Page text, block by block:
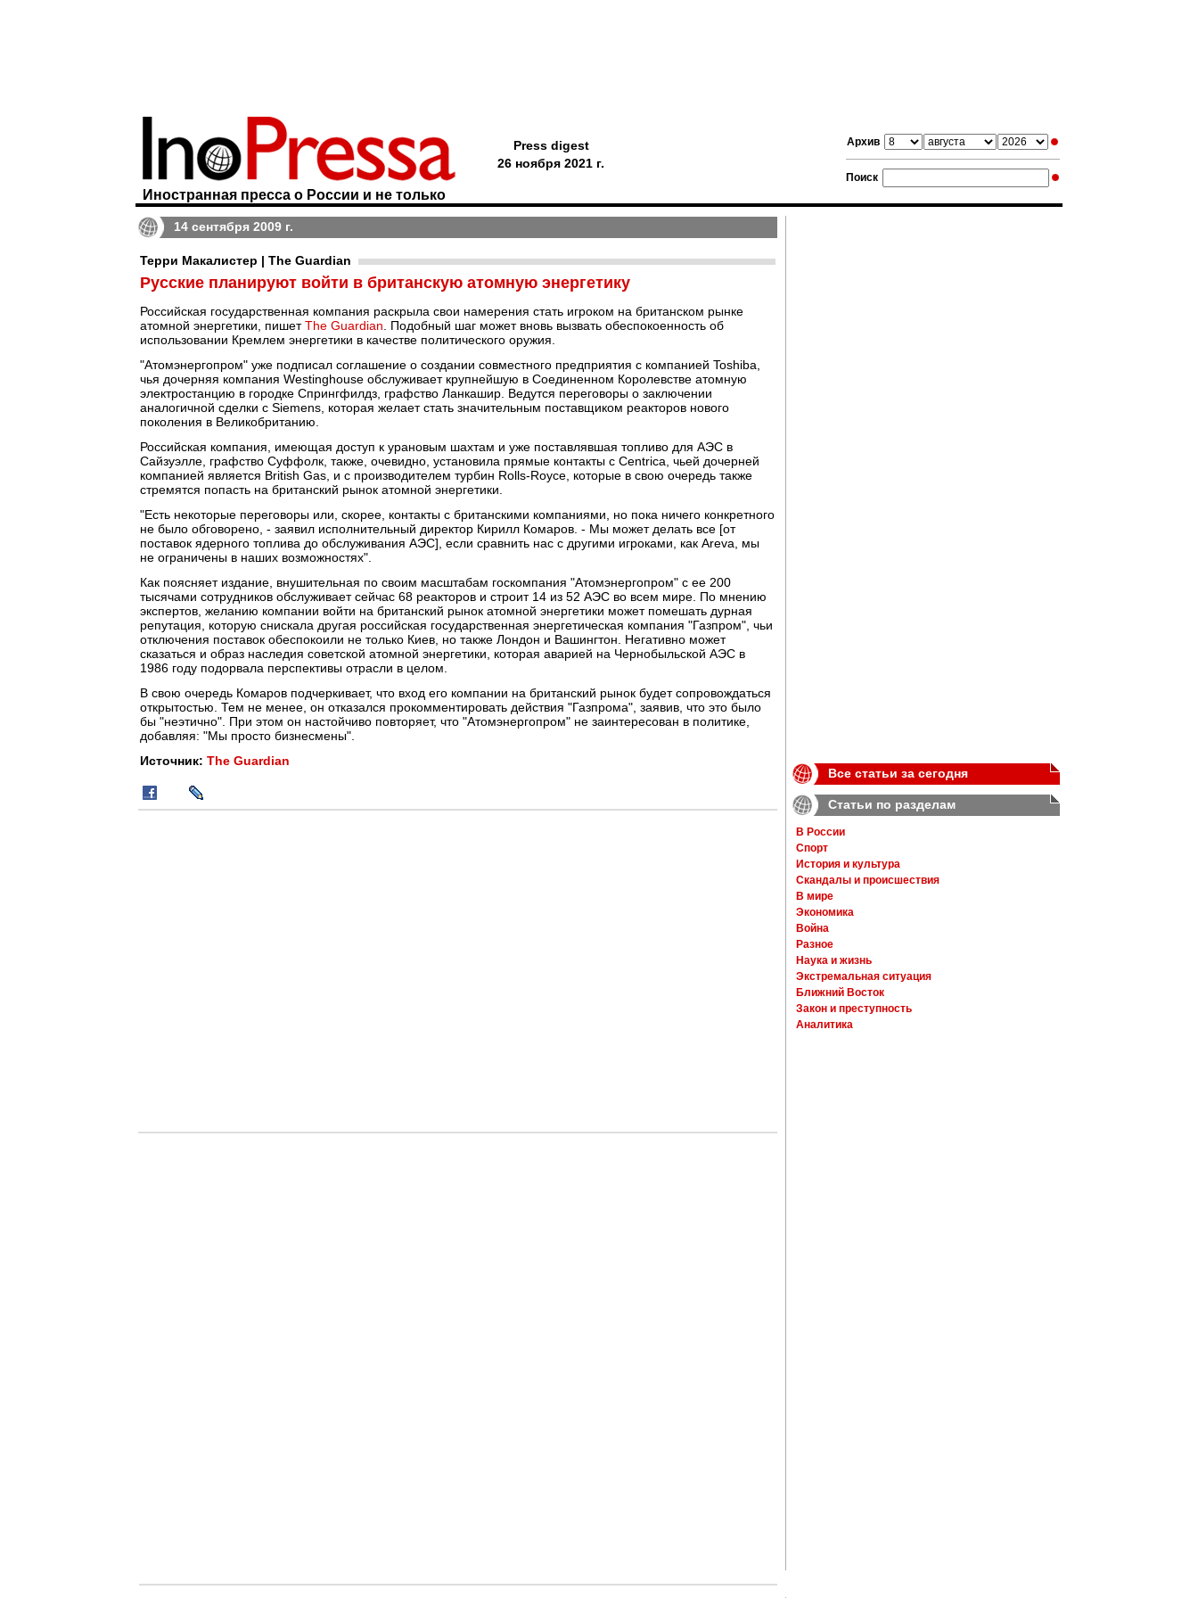
Архив
Поиск
Иностранная пресса о России и не только
Press digest
26 ноября 2021 г.
14 сентября 2009 г.
Терри Макалистер | The Guardian
Русские планируют войти в британскую атомную энергетику
Российская государственная компания раскрыла свои намерения стать игроком на британском рынке
атомной энергетики, пишетThe Guardian . Подобный шаг может вновь вызвать обеспокоенность об
использовании Кремлем энергетики в качестве политического оружия.
"Атомэнергопром" уже подписал соглашение о создании совместного предприятия с компанией Toshiba,
чья дочерняя компания Westinghouse обслуживает крупнейшую в Соединенном Королевстве атомную
электростанцию в городке Спрингфилдз, графство Ланкашир. Ведутся переговоры о заключении
аналогичной сделки с Siemens, которая желает стать значительным поставщиком реакторов нового
поколения в Великобританию.
Российская компания, имеющая доступ к урановым шахтам и уже поставлявшая топливо для АЭС в
Сайзуэлле, графство Суффолк, также, очевидно, установила прямые контакты с Centrica, чьей дочерней
компанией является British Gas, и с производителем турбин Rolls-Royce, которые в свою очередь также
стремятся попасть на британский рынок атомной энергетики.
"Есть некоторые переговоры или, скорее, контакты с британскими компаниями, но пока ничего конкретного
не было обговорено, - заявил исполнительный директор Кирилл Комаров. - Мы может делать все [от
поставок ядерного топлива до обслуживания АЭС], если сравнить нас с другими игроками, как Areva, мы
не ограничены в наших возможностях".
Как поясняет издание, внушительная по своим масштабам госкомпания "Атомэнергопром" с ее 200
тысячами сотрудников обслуживает сейчас 68 реакторов и строит 14 из 52 АЭС во всем мире. По мнению
экспертов, желанию компании войти на британский рынок атомной энергетики может помешать дурная
репутация, которую снискала другая российская государственная энергетическая компания "Газпром", чьи
отключения поставок обеспокоили не только Киев, но также Лондон и Вашингтон. Негативно может
сказаться и образ наследия советской атомной энергетики, которая аварией на Чернобыльской АЭС в
1986 году подорвала перспективы отрасли в целом.
В свою очередь Комаров подчеркивает, что вход его компании на британский рынок будет сопровождаться
открытостью. Тем не менее, он отказался прокомментировать действия "Газпрома", заявив, что это было
бы "неэтично". При этом он настойчиво повторяет, что "Атомэнергопром" не заинтересован в политике,
добавляя: "Мы просто бизнесмены".
Источник: The Guardian
Все статьи за сегодня
Статьи по разделам
В России
Спорт
История и культура
Скандалы и происшествия
В мире
Экономика
Война
Разное
Наука и жизнь
Экстремальная ситуация
Ближний Восток
Закон и преступность
Аналитика